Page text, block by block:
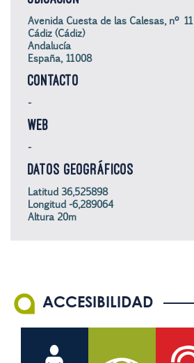
Avenida Cuesta de las Calesas, nº 11
Cádiz (Cádiz)
Andalucía
España, 11008
CONTACTO
-
WEB
-
DATOS GEOGRÁFICOS
Latitud 36,525898
Longitud -6,289064
Altura 20m
ACCESIBILIDAD